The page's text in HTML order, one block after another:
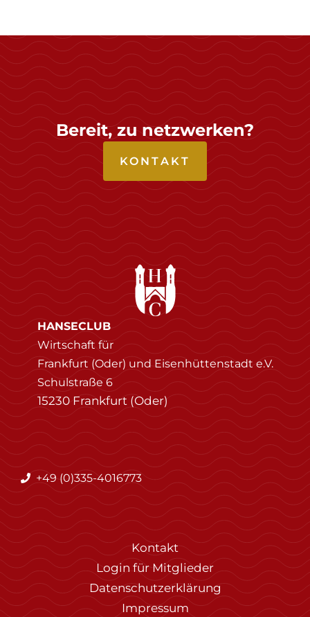
Bereit, zu netzwerken?
KONTAKT
HANSECLUB
Wirtschaft für
Frankfurt (Oder) und Eisenhüttenstadt e.V.
Schulstraße 6
15230 Frankfurt (Oder)
+49 (0)335-4016773
Kontakt
Login für Mitglieder
Datenschutzerklärung
Impressum